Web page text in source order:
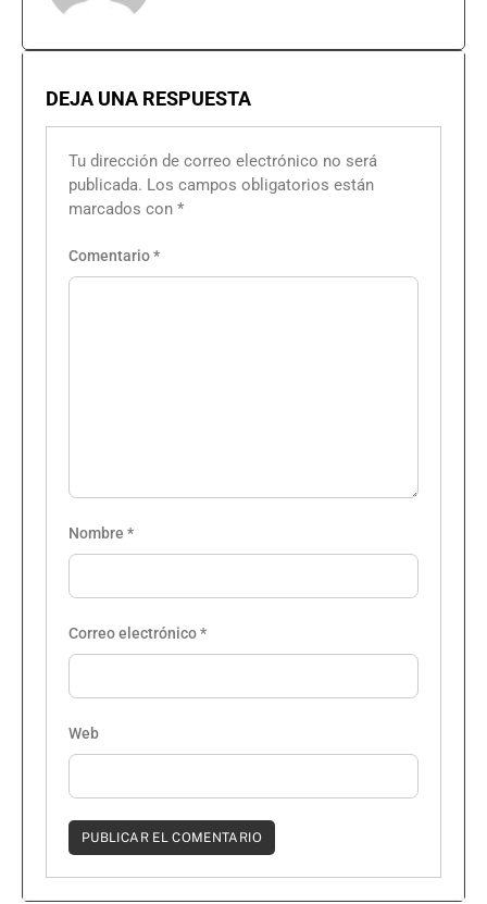
DEJA UNA RESPUESTA
Tu dirección de correo electrónico no será
publicada. Los campos obligatorios están
marcados con *
Comentario*
Nombre *
Correo electrónico*
Web